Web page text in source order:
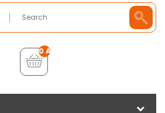
0 Artikel - €0,00